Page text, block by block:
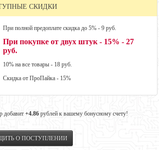
СКИДКИ
При полной предоплате скидка до 5% - 9 руб.
При покупке от двух штук - 15% - 27
руб.
10% на все товары - 18 руб.
Скидка от ПроПайка - 15%
добавит +4.86 рублей к вашему бонусному счету!
О ПОСТУПЛЕНИИ